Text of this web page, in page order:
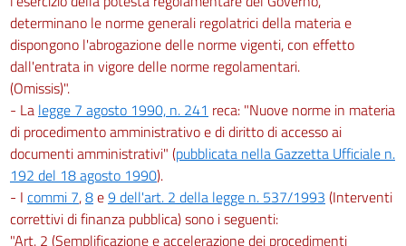
determinano le norme generali regolatrici della materia e
dispongono l'abrogazione delle norme vigenti, con effetto
dall'entrata in vigore delle norme regolamentari.
(Omissis)".
- La legge 7 agosto 1990, n. 241 reca: "Nuove norme in materia
di procedimento amministrativo e di diritto di accesso ai
documenti amministrativi" (pubblicata nella Gazzetta Ufficiale n.
192 del 18 agosto 1990).
- I commi 7,8e9 dell'art. 2 della legge n. 537/1993 (Interventi
correttivi di finanza pubblica) sono i seguenti:
"Art. 2 (Semplificazione e accelerazione dei procedimenti